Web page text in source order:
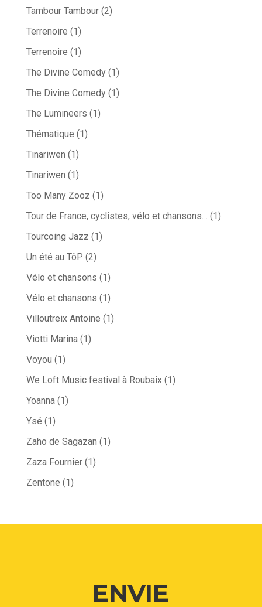
Tambour Tambour(2)
Terrenoire (1)
Terrenoire (1)
The Divine Comedy(1)
The Divine Comedy(1)
The Lumineers (1)
Thématique (1)
Tinariwen (1)
Tinariwen (1)
Too Many Zooz (1)
Tour de France, cyclistes, vélo et chansons… (1)
Tourcoing Jazz (1)
Un été au TôP (2)
Vélo et chansons (1)
Vélo et chansons (1)
Villoutreix Antoine (1)
Viotti Marina(1)
Voyou (1)
We Loft Music festival à Roubaix(1)
Yoanna(1)
Ysé (1)
Zaho de Sagazan (1)
Zaza Fournier(1)
Zentone (1)
ENVIE